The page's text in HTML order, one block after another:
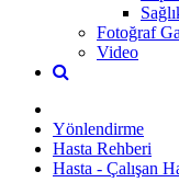
Fotoğraf
Video
Yönlendirme
Hasta Rehberi
Hasta - Çalışan